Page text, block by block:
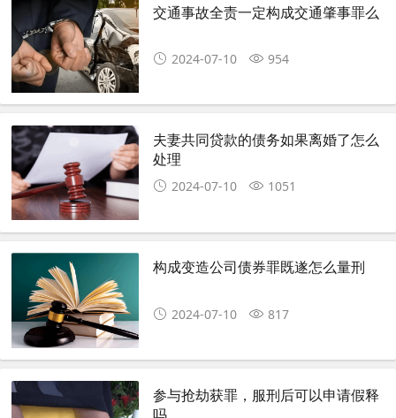
交通事故全责一定构成交通肇事罪么
2024-07-10 954
夫妻共同贷款的债务如果离婚了怎么
处理
2024-07-10 1051
构成变造公司债券罪既遂怎么量刑
2024-07-10 817
参与抢劫获罪，服刑后可以申请假释
吗